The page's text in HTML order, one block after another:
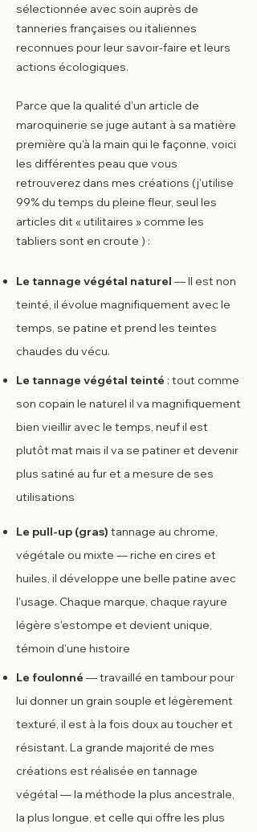
sélectionnée avec soin auprès de
tanneries françaises ou italiennes
reconnues pour leur savoir-faire et leurs
actions écologiques.
Parce que la qualité d'un article de
maroquinerie se juge autant à sa matière
première qu'à la main qui le façonne, voici
les différentes peau que vous
retrouverez dans mes créations (j'utilise
99% du temps du pleine fleur, seul les
articles dit « utilitaires » comme les
tabliers sont en croute ) :
Le tannage végétal naturel — Il est non
teinté, il évolue magnifiquement avec le
temps, se patine et prend les teintes
chaudes du vécu.
Le tannage végétal teinté : tout comme
son copain le naturel il va magnifiquement
bien vieillir avec le temps, neuf il est
plutôt mat mais il va se patiner et devenir
plus satiné au fur et a mesure de ses
utilisations
Le pull-up (gras) tannage au chrome,
végétale ou mixte — riche en cires et
huiles, il développe une belle patine avec
l'usage. Chaque marque, chaque rayure
légère s'estompe et devient unique,
témoin d'une histoire
Le foulonné — travaillé en tambour pour
lui donner un grain souple et légèrement
texturé, il est à la fois doux au toucher et
résistant. La grande majorité de mes
créations est réalisée en tannage
végétal — la méthode la plus ancestrale,
la plus longue, et celle qui offre les plus